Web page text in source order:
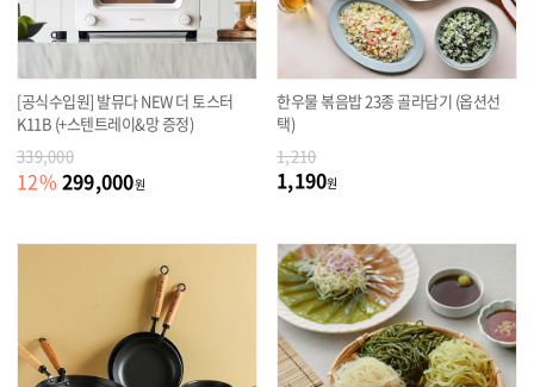
[공식수입원] 발뮤다 NEW 더 토스터
K11B (+스텐트레이&망 증정)
339,000
12% 299,000원
한우물 볶음밥 23종 골라담기 (옵션선
택)
1,210
1,190원